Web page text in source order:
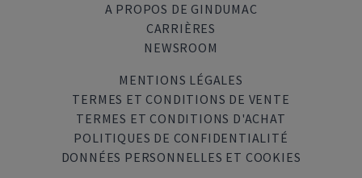
A PROPOS DE GINDUMAC
CARRIÈRES
NEWSROOM
MENTIONS LÉGALES
TERMES ET CONDITIONS DE VENTE
TERMES ET CONDITIONS D'ACHAT
POLITIQUES DE CONFIDENTIALITÉ
DONNÉES PERSONNELLES ET COOKIES